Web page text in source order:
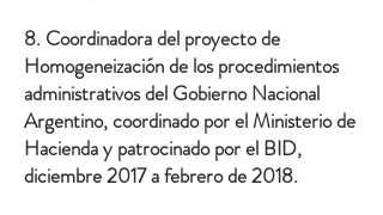
8. Coordinadora del proyecto de
Homogeneización de los procedimientos
administrativos del Gobierno Nacional
Argentino, coordinado por el Ministerio de
Hacienda y patrocinado por el BID,
diciembre 2017 a febrero de 2018.